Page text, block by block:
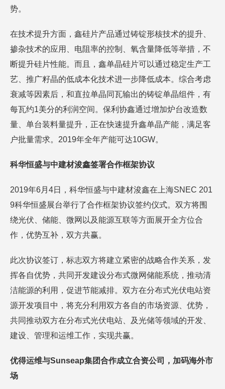
势。
在技术提升方面，鑫硅片产品通过铸锭形核技术的提升、
掺杂技术的应用、电阻率的控制、氧含量降低等举措，不
断提升硅片性能。而且，鑫单晶硅片可以通过稳定生产工
艺、推广籽晶的低成本化技术进一步降低成本。综合考虑
衰减等因素后，和直拉单晶同瓦输出的铸锭单晶组件，有
每瓦约1美分的利润空间。保利协鑫通过增加炉台改造数
量、单台装料量提升，正在快速提升鑫单晶产能，满足客
户批量需求。2019年全年产能可达10GW。
科华恒盛与中建材浚鑫签署合作框架协议
2019年6月4日，科华恒盛与中建材浚鑫在上海SNEC 201
9科华恒盛展台举行了合作框架协议签约仪式。双方将围
绕光伏、储能、微网以及能源互联等方面展开全方位合
作，优势互补，双方共赢。
此次协议签订，标志双方将建立紧密的战略合作关系，发
挥各自优势，共同开发建设分布式微网储能系统，推动清
洁能源的利用，促进节能减排。双方在分布式光伏电站资
源开发项目中，将充分利用双方各自的市场资源、优势，
共同推动双方在分布式光伏电站、及光储等领域的开发、
建设、管理和运维工作，实现共赢。
优得运维与Sunseap集团合作成立合资公司，加码海外市
场